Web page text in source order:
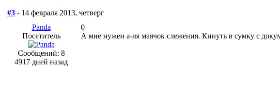
#3 - 14 февраля 2013, четверг
Panda
Посетитель
Сообщений: 8
4917 дней назад
0
А мне нужен а-ля маячок слежения. Кинуть в сумку с